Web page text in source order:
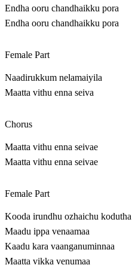
Endha ooru chandhaikku pora
Endha ooru chandhaikku pora
Female Part
Naadirukkum nelamaiyila
Maatta vithu enna seiva
Chorus
Maatta vithu enna seivae
Maatta vithu enna seivae
Female Part
Kooda irundhu ozhaichu kodutha
Maadu ippa venaamaa
Kaadu kara vaanganuminnaa
Maatta vikka venumaa